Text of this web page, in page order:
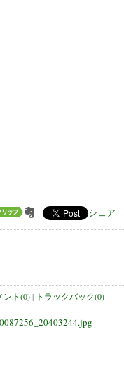
シェア
ント(0)| トラックバック(0)